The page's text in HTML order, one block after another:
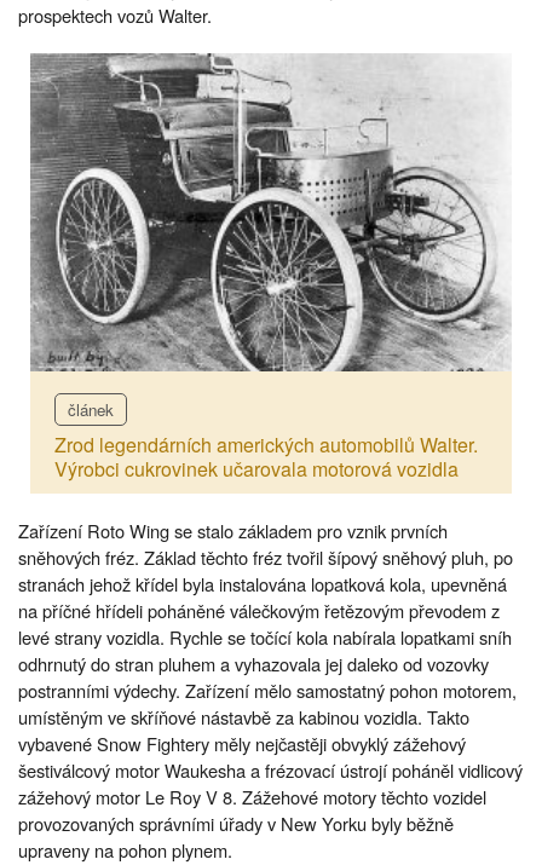
prospektech vozů Walter.
článek
Zrod legendárních amerických automobilů Walter.
Výrobci cukrovinek učarovala motorová vozidla
Zařízení Roto Wing se stalo základem pro vznik prvních
sněhových fréz. Základ těchto fréz tvořil šípový sněhový pluh, po
stranách jehož křídel byla instalována lopatková kola, upevněná
na příčné hřídeli poháněné válečkovým řetězovým převodem z
levé strany vozidla. Rychle se točící kola nabírala lopatkami sníh
odhrnutý do stran pluhem a vyhazovala jej daleko od vozovky
postranními výdechy. Zařízení mělo samostatný pohon motorem,
umístěným ve skříňové nástavbě za kabinou vozidla. Takto
vybavené Snow Fightery měly nejčastěji obvyklý zážehový
šestiválcový motor Waukesha a frézovací ústrojí poháněl vidlicový
zážehový motor Le Roy V 8. Zážehové motory těchto vozidel
provozovaných správními úřady v New Yorku byly běžně
upraveny na pohon plynem.